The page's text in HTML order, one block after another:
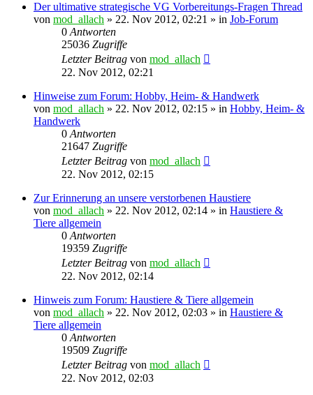
Der ultimative strategische VG Vorbereitungs-Fragen Thread
von mod_allach » 22. Nov 2012, 02:21 » in Job-Forum
0Antworten
25036 Zugriffe
Letzter Beitrag von mod_allach
22. Nov 2012, 02:21
Hinweise zum Forum: Hobby, Heim- & Handwerk
von mod_allach » 22. Nov 2012, 02:15 » in Hobby, Heim- &
Handwerk
0Antworten
21647 Zugriffe
Letzter Beitrag von mod_allach
22. Nov 2012, 02:15
Zur Erinnerung an unsere verstorbenen Haustiere
von mod_allach » 22. Nov 2012, 02:14 » in Haustiere &
Tiere allgemein
0Antworten
19359 Zugriffe
Letzter Beitrag von mod_allach
22. Nov 2012, 02:14
Hinweis zum Forum: Haustiere & Tiere allgemein
von mod_allach » 22. Nov 2012, 02:03 » in Haustiere &
Tiere allgemein
0Antworten
19509 Zugriffe
Letzter Beitrag von mod_allach
22. Nov 2012, 02:03